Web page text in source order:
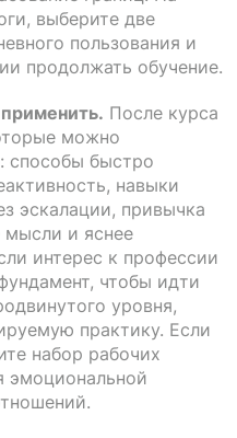
выберите две
пользования и
продолжать обучение.
После курса
можно
способы быстро
навыки
эскалации, привычка
мысли и яснее
интерес к профессии
чтобы идти
уровня,
практику. Если
набор рабочих
эмоциональной